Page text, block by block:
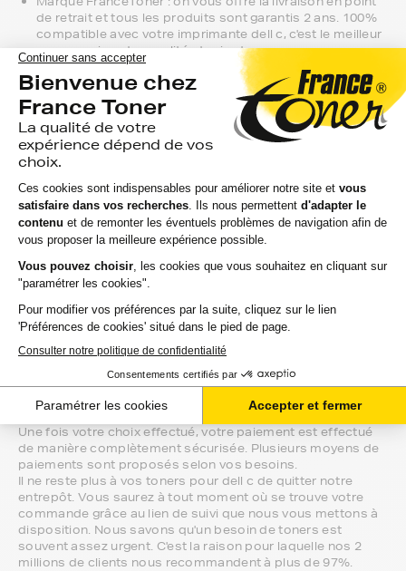
de retrait et tous les produits sont garantis 2 ans. 100%
compatible avec votre imprimante dell c, c'est le meilleur
compromis entre qualité et prix et nous proposons
toutes les références compatibles, noir et couleur, en
pack ou à l’unité, selon le modèle et la gamme de votre
imprimante.
Gamme 1er Prix : compatibles avec votre imprimante dell
c, ces produits sans marque sont ceux de notre gamme
discount.
chercher vos toners dell c en magasin, gagnez du temps
en vous faisant livrer directement chez vous.
Si vous avez la moindre question sur la
compatibilité de votre produit avec votre
imprimante dell c, nous sommes à votre
écoute.
Notre équipe de conseillers saura vous accompagner sur le
meilleur choix ou sur l'installation de vos toners. Ils sont
disponibles soit par message au sein de votre espace client
Une fois votre choix effectué, votre paiement est effectué
de manière complètement sécurisée. Plusieurs moyens de
paiements sont proposés selon vos besoins.
Il ne reste plus à vos toners pour dell c de quitter notre
entrepôt. Vous saurez à tout moment où se trouve votre
commande grâce au lien de suivi que nous vous mettons à
disposition. Nous savons qu'un besoin de toners est
souvent assez urgent. C'est la raison pour laquelle nos 2
millions de clients nous recommandent à plus de 97%.